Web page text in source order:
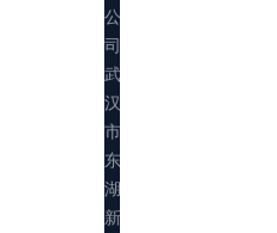
公
司：
武
汉
市
东
湖
新